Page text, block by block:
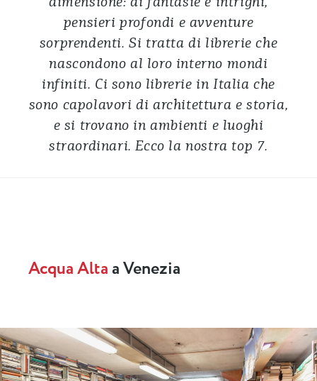
pensieri profondi e avventure
sorprendenti. Si tratta di librerie che
nascondono al loro interno mondi
infiniti. Ci sono librerie in Italia che
sono capolavori di architettura e storia,
e si trovano in ambienti e luoghi
straordinari. Ecco la nostra top 7.
Acqua Altaa Venezia